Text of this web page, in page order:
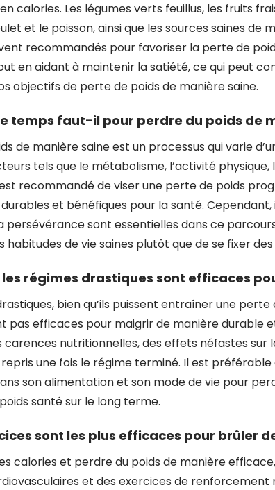
calories. Les légumes verts feuillus, les fruits
et le poisson, ainsi que les sources saines de
recommandés pour favoriser la perte de
en aidant à maintenir la satiété, ce qui peut
objectifs de perte de poids de manière saine.
temps faut-il pour perdre du poids de
de manière saine est un processus qui varie
tels que le métabolisme, l’activité
recommandé de viser une perte de poids
et bénéfiques pour la santé.
persévérance sont essentielles dans ce
habitudes de vie saines plutôt que de se fixer
les régimes drastiques sont efficaces
bien qu’ils puissent entraîner une
pas efficaces pour maigrir de manière durable
nutritionnelles, des effets néfastes sur
une fois le régime terminé. Il est
son alimentation et son mode de vie pour
santé sur le long terme.
sont les plus efficaces pour brûler
calories et perdre du poids de manière
et des exercices de renforcement